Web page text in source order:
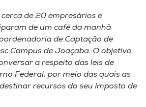
de 20 empresários e
de um café da manhã
de Captação de
Campus de Joaçaba. O objetivo
a respeito das leis de
Federal, por meio das quais as
recursos do seu Imposto de